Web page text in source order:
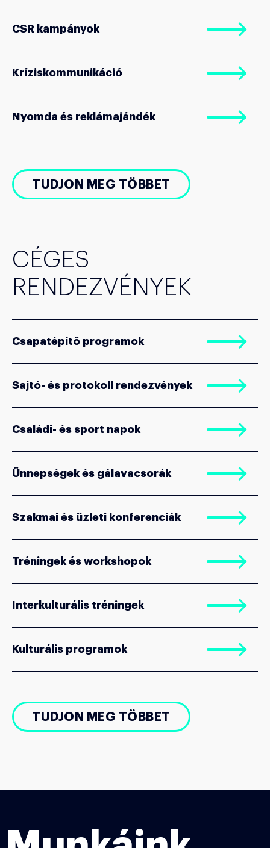
CSR kampányok
Kríziskommunikáció
Nyomda és reklámajándék
TUDJON MEG TÖBBET
CÉGES
RENDEZVÉNYEK
Csapatépítő programok
Sajtó- és protokoll rendezvények
Családi- és sport napok
Ünnepségek és gálavacsorák
Szakmai és üzleti konferenciák
Tréningek és workshopok
Interkulturális tréningek
Kulturális programok
TUDJON MEG TÖBBET